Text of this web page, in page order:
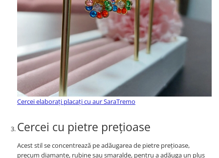
Cercei elaborați placați cu aur SaraTremo
Cercei cu pietre prețioase
Acest stil se concentrează pe adăugarea de pietre prețioase,
precum diamante, rubine sau smaralde, pentru a adăuga un plus